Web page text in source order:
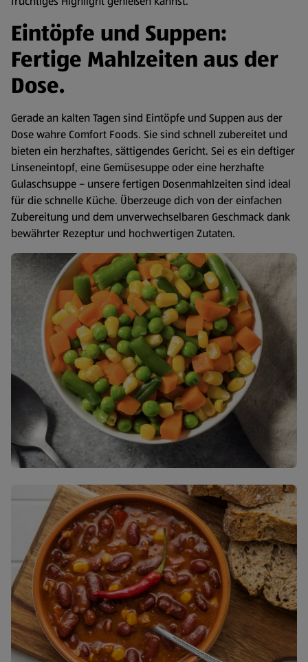
Eintöpfe und Suppen:
Fertige Mahlzeiten aus der
Dose.
Gerade an kalten Tagen sind Eintöpfe und Suppen aus der
Dose wahre Comfort Foods. Sie sind schnell zubereitet und
bieten ein herzhaftes, sättigendes Gericht. Sei es ein deftiger
Linseneintopf, eine Gemüsesuppe oder eine herzhafte
Gulaschsuppe – unsere fertigen Dosenmahlzeiten sind ideal
für die schnelle Küche. Überzeuge dich von der einfachen
Zubereitung und dem unverwechselbaren Geschmack dank
bewährter Rezeptur und hochwertigen Zutaten.